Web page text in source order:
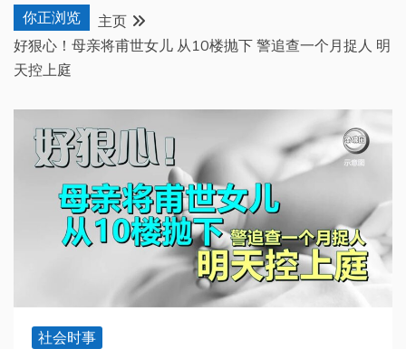
你正浏览
主页
好狠心！母亲将甫世女儿 从10楼抛下 警追查一个月捉人 明
天控上庭
社会时事